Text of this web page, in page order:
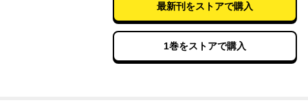
最新刊をストアで購入
1巻をストアで購入